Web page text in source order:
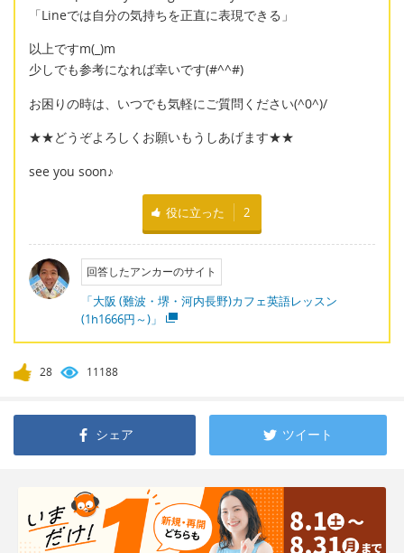
「Lineでは自分の気持ちを正直に表現できる」
以上ですm(_)m
少しでも参考になれば幸いです(#^^#)
お困りの時は、いつでも気軽にご質問ください(^0^)/
★★どうぞよろしくお願いもうしあげます★★
see you soon♪
役に立った 2
回答したアンカーのサイト
「大阪 (難波・堺・河内長野)カフェ英語レッスン
(1h1666円～)」
28 11188
シェア ツイート